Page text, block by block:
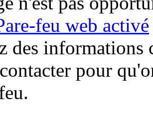
feu web activé
des informations
pour